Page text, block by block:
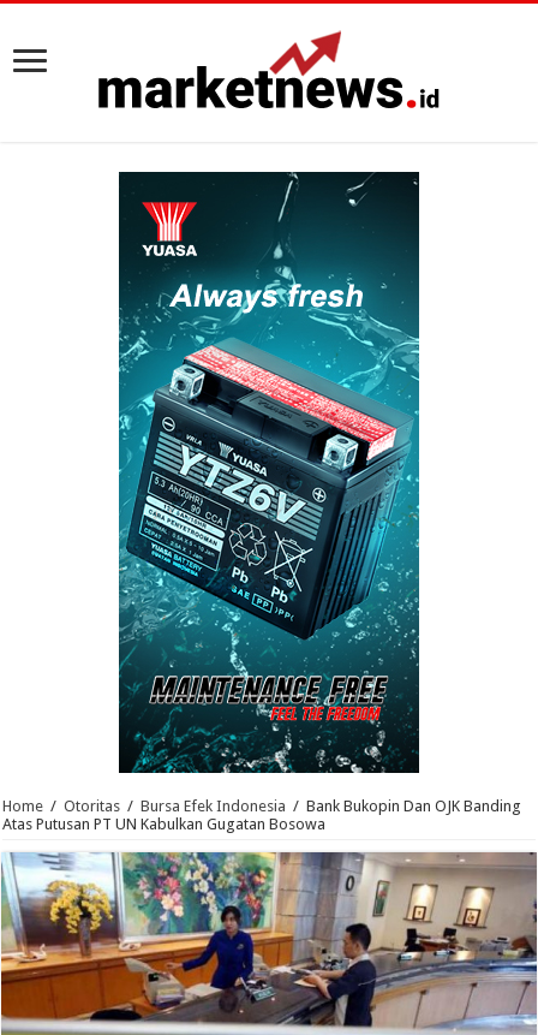
Home / Otoritas / Bursa Efek Indonesia / Bank Bukopin Dan OJK Banding
Atas Putusan PT UN Kabulkan Gugatan Bosowa